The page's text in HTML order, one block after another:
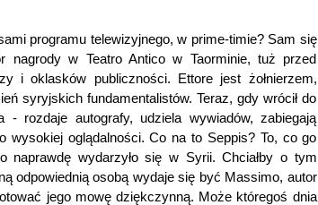
programu telewizyjnego, w prime-timie? Sam się
nagrody w Teatro Antico w Taorminie, tuż przed
i oklasków publiczności. Ettore jest żołnierzem,
syryjskich fundamentalistów. Teraz, gdy wrócił do
rozdaje autografy, udziela wywiadów, zabiegają
wysokiej oglądalności. Co na to Seppis? To, co go
naprawdę wydarzyło się w Syrii. Chciałby o tym
odpowiednią osobą wydaje się być Massimo, autor
jego mowę dziękczynną. Może któregoś dnia